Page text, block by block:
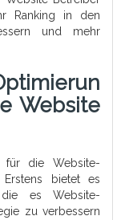
Ranking in den
und mehr
Website
für die Website-
bietet es
es Website-
zu verbessern